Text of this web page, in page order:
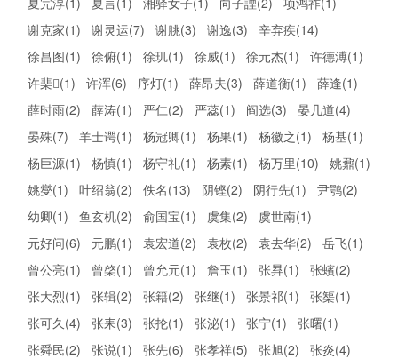
谢克家(1)
谢灵运(7) 谢朓(3) 谢逸(3)
辛弃疾(14)
徐昌图(1)
徐俯(1) 徐玑(1) 徐威(1) 徐元杰(1)
许德溥(1)
许棐(1)
许浑(6) 序灯(1) 薛昂夫(3) 薛道衡(1)
薛逢(1)
薛时雨(2)
薛涛(1) 严仁(2) 严蕊(1) 阎选(3)
晏几道(4)
晏殊(7)
羊士谔(1) 杨冠卿(1) 杨果(1) 杨徽之(1)
杨基(1)
杨巨源(1)
杨慎(1) 杨守礼(1) 杨素(1) 杨万里(10)
姚鼐(1)
姚燮(1)
叶绍翁(2) 佚名(13) 阴铿(2) 阴行先(1)
尹鹗(2)
幼卿(1)
鱼玄机(2) 俞国宝(1) 虞集(2)
虞世南(1)
元好问(6)
元鹏(1) 袁宏道(2) 袁枚(2) 袁去华(2)
岳飞(1)
曾公亮(1)
曾棨(1) 曾允元(1) 詹玉(1) 张昪(1)
张蠙(2)
张大烈(1)
张辑(2) 张籍(2) 张继(1) 张景祁(1)
张榘(1)
张可久(4)
张耒(3) 张抡(1) 张泌(1) 张宁(1)
张曙(1)
张舜民(2)
张说(1) 张先(6) 张孝祥(5) 张旭(2)
张炎(4)